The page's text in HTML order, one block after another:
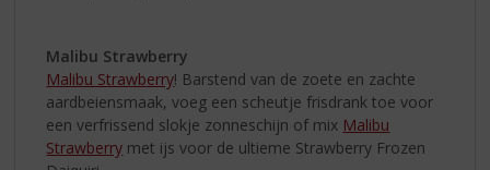
Malibu Strawberry
Malibu Strawberry! Barstend van de zoete en zachte
aardbeiensmaak, voeg een scheutje frisdrank toe voor
een verfrissend slokje zonneschijn of mix Malibu
Strawberry met ijs voor de ultieme Strawberry Frozen